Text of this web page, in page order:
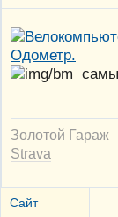
Золотой Гараж
Strava
Сайт